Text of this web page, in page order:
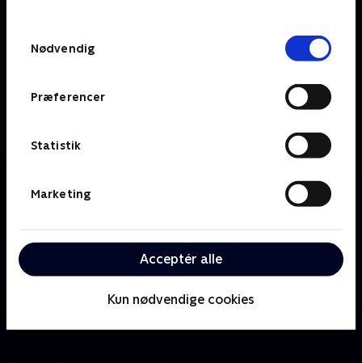
Nødvendig
Præferencer
Statistik
Marketing
Acceptér alle
Kun nødvendige cookies
Om The Endgame
Turner er den principfaste, ubarmhjertige og socialt
udstødte FBI-agent, som ikke vil stoppe for noget